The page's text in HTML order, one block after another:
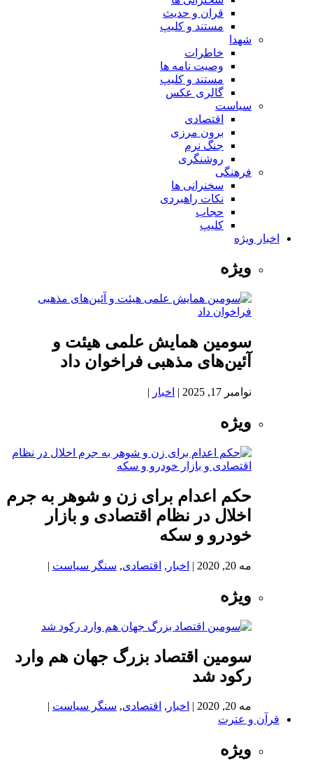
قران و حدیث
مستند و کلیپ
شهدا
خاطرات
وصیت نامه ها
مستند و کلیپ
گالری عکس
سیاست
اقتصادی
برون مرزی
جنگ نرم
روشنگری
فرهنگی
سخنرانی ها
نکات راهبردی
حجاب
کلیپ
اخبار ویژه
ویژه
سومین همایش علمی هیئت و
آئین‌های مذهبی فراخوان داد
نوامبر 17, 2025 | اخبار |
ویژه
حکم اعدام برای زن و شوهر به جرم
اخلال در نظام اقتصادی و بازار
خودرو و سکه
مه 20, 2020 | اخبار , اقتصادی, سنگر سیاست |
ویژه
سومین اقتصاد بزرگ جهان هم وارد
رکود شد
مه 20, 2020 | اخبار , اقتصادی, سنگر سیاست |
قرآن و عترت
ویژه